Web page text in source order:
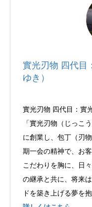
實光刃物 四代目
ゆき）
實光刃物 四代目：實
「實光刃物（じっこ
に創業し、包丁（刃
期一会の精神で、お
こだわりを胸に、日
の継承と共に、将来
ドを築き上げる夢を